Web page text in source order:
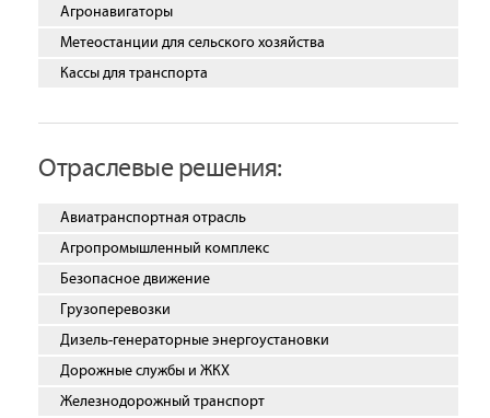
Агронавигаторы
Метеостанции для сельского хозяйства
Кассы для транспорта
Отраслевые решения:
Авиатранспортная отрасль
Агропромышленный комплекс
Безопасное движение
Грузоперевозки
Дизель-генераторные энергоустановки
Дорожные службы и ЖКХ
Железнодорожный транспорт